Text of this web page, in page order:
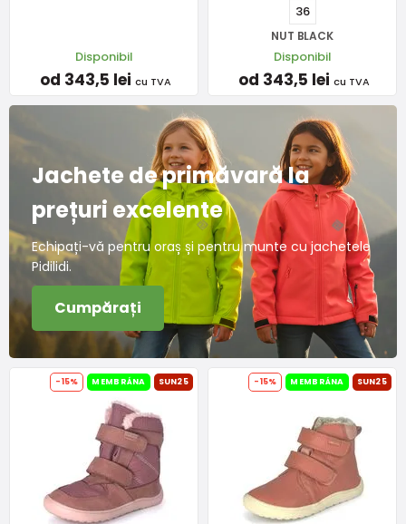
Disponibil
od 343,5 lei cu TVA
36
NUT BLACK
Disponibil
od 343,5 lei cu TVA
Jachete de primăvară la
prețuri excelente
Echipați-vă pentru oraș și pentru munte cu jachetele
Pidilidi.
Cumpărați
-15% MEMBRÁNA SUN25 -15% MEMBRÁNA SUN25